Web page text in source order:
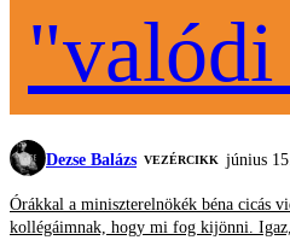
Dezse Balázs VEZÉRCIKK június
Órákkal a miniszterelnökék béna cicás
kollégáimnak, hogy mi fog kijönni.